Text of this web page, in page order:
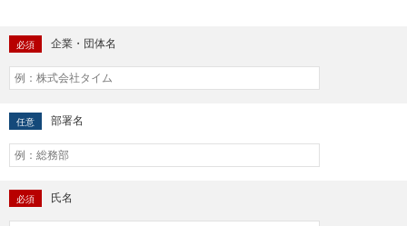
必須 企業・団体名
任意 部署名
必須 氏名